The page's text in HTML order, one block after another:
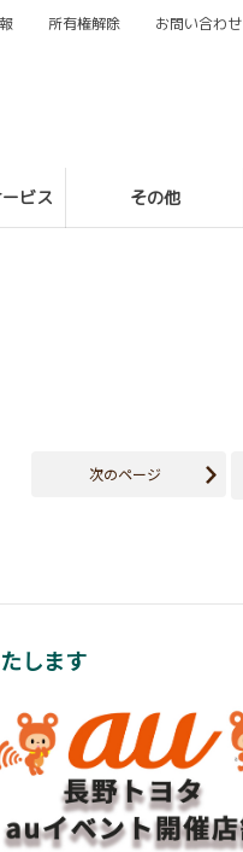
ビス その他
所有権解除 お問い合わせ
次のページ
します